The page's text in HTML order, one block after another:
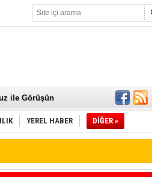
ile Görüşün
YEREL HABER DİĞER »